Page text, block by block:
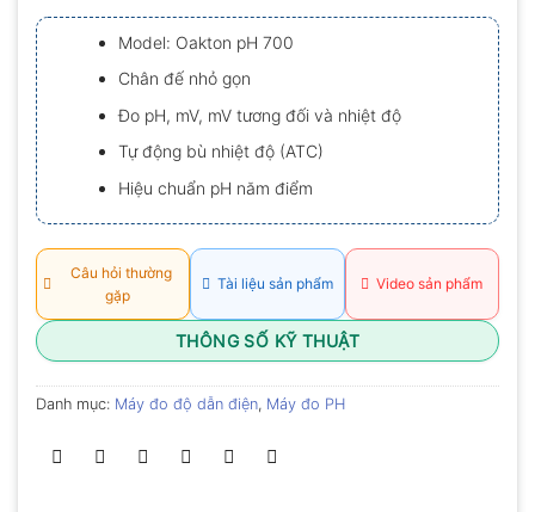
xếp
hạng
0.0
5
sao
Model: Oakton pH 700
Chân đế nhỏ gọn
Đo pH, mV, mV tương đối và nhiệt độ
Tự động bù nhiệt độ (ATC)
Hiệu chuẩn pH năm điểm
Câu hỏi thường
gặp
Tài liệu sản phẩm Video sản phẩm
THÔNG SỐ KỸ THUẬT
Danh mục: Máy đo độ dẫn điện, Máy đo PH